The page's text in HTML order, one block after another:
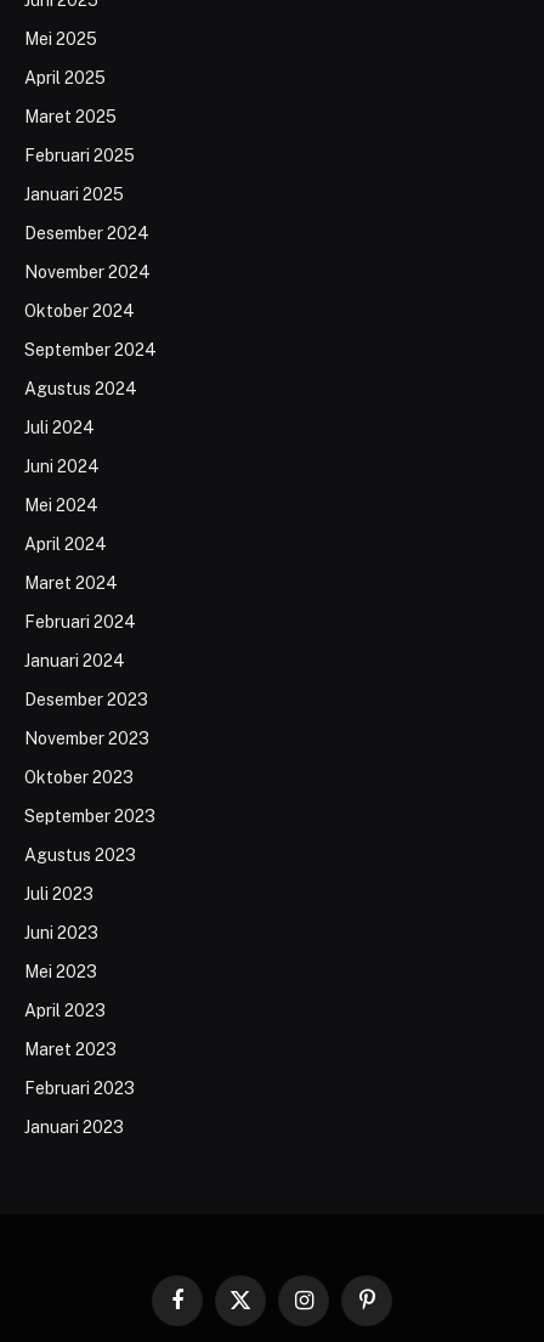
Mei 2025
April 2025
Maret 2025
Februari 2025
Januari 2025
Desember 2024
November 2024
Oktober 2024
September 2024
Agustus 2024
Juli 2024
Juni 2024
Mei 2024
April 2024
Maret 2024
Februari 2024
Januari 2024
Desember 2023
November 2023
Oktober 2023
September 2023
Agustus 2023
Juli 2023
Juni 2023
Mei 2023
April 2023
Maret 2023
Februari 2023
Januari 2023
Facebook
X
InstagramPinterest